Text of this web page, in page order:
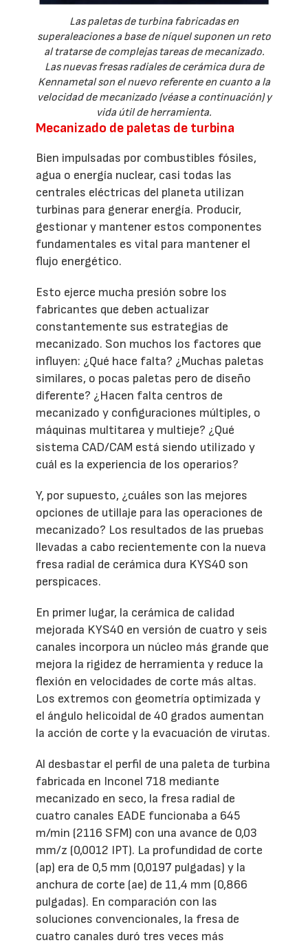
Las paletas de turbina fabricadas en
superaleaciones a base de níquel suponen un reto
al tratarse de complejas tareas de mecanizado.
Las nuevas fresas radiales de cerámica dura de
Kennametal son el nuevo referente en cuanto a la
velocidad de mecanizado (véase a continuación) y
vida útil de herramienta.
Mecanizado de paletas de turbina
Bien impulsadas por combustibles fósiles,
agua o energía nuclear, casi todas las
centrales eléctricas del planeta utilizan
turbinas para generar energía. Producir,
gestionar y mantener estos componentes
fundamentales es vital para mantener el
flujo energético.
Esto ejerce mucha presión sobre los
fabricantes que deben actualizar
constantemente sus estrategias de
mecanizado. Son muchos los factores que
influyen: ¿Qué hace falta? ¿Muchas paletas
similares, o pocas paletas pero de diseño
diferente? ¿Hacen falta centros de
mecanizado y configuraciones múltiples, o
máquinas multitarea y multieje? ¿Qué
sistema CAD/CAM está siendo utilizado y
cuál es la experiencia de los operarios?
Y, por supuesto, ¿cuáles son las mejores
opciones de utillaje para las operaciones de
mecanizado? Los resultados de las pruebas
llevadas a cabo recientemente con la nueva
fresa radial de cerámica dura KYS40 son
perspicaces.
En primer lugar, la cerámica de calidad
mejorada KYS40 en versión de cuatro y seis
canales incorpora un núcleo más grande que
mejora la rigidez de herramienta y reduce la
flexión en velocidades de corte más altas.
Los extremos con geometría optimizada y
el ángulo helicoidal de 40 grados aumentan
la acción de corte y la evacuación de virutas.
Al desbastar el perfil de una paleta de turbina
fabricada en Inconel 718 mediante
mecanizado en seco, la fresa radial de
cuatro canales EADE funcionaba a 645
m/min (2116 SFM) con una avance de 0,03
mm/z (0,0012 IPT). La profundidad de corte
(ap) era de 0,5 mm (0,0197 pulgadas) y la
anchura de corte (ae) de 11,4 mm (0,866
pulgadas). En comparación con las
soluciones convencionales, la fresa de
cuatro canales duró tres veces más